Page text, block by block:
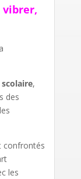
vibrer,
,
des
confrontés
les